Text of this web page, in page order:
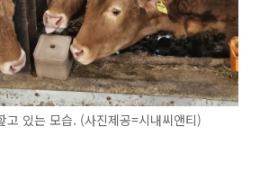
있는 모습. (사진제공=시내씨앤티)